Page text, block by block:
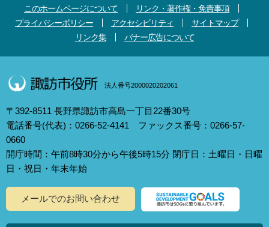
このホームページについて
リンク・著作権・免責事項
プライバシーポリシー
アクセシビリティ
サイトマップ
リンク集
バナー広告について
法人番号2000020202061
〒392-8511 長野県諏訪市高島一丁目22番30号
電話番号(代表)：0266-52-4141 ファックス番号：0266-57-
0660
開庁時間：午前8時30分から午後5時15分 閉庁日：土曜日・日曜
日・祝日・年末年始
メールでのお問い合わせ